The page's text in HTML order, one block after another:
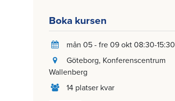
Boka kursen
mån 05 - fre 09 okt 08:30-15:30
Göteborg, Konferenscentrum
Wallenberg
14 platser kvar